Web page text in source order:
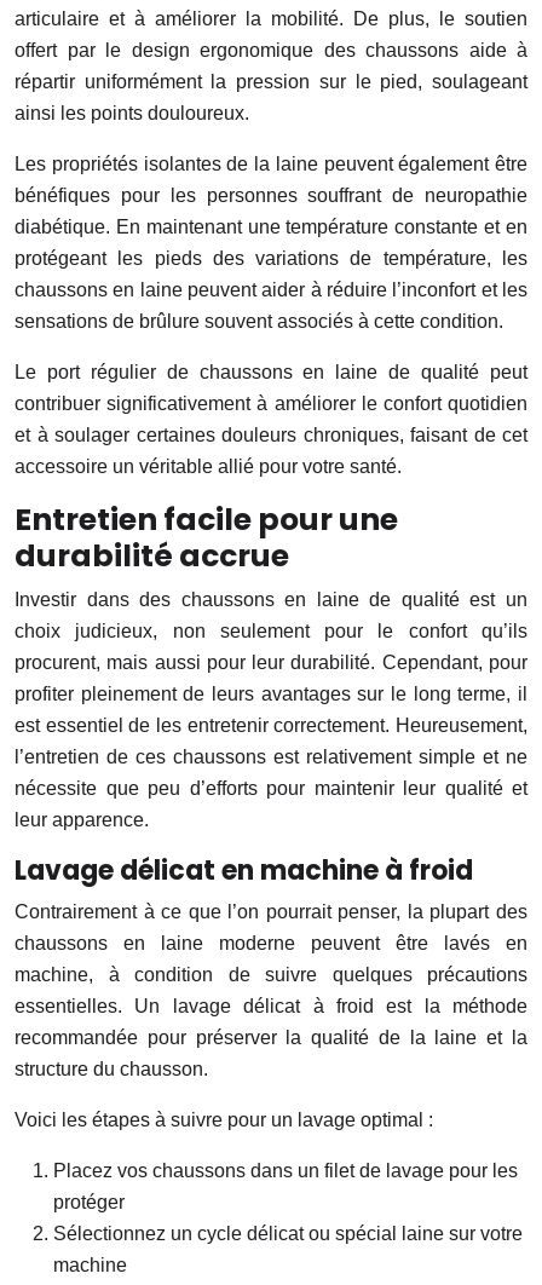
articulaire et à améliorer la mobilité. De plus, le soutien
offert par le design ergonomique des chaussons aide à
répartir uniformément la pression sur le pied, soulageant
ainsi les points douloureux.
Les propriétés isolantes de la laine peuvent également être
bénéfiques pour les personnes souffrant de neuropathie
diabétique. En maintenant une température constante et en
protégeant les pieds des variations de température, les
chaussons en laine peuvent aider à réduire l’inconfort et les
sensations de brûlure souvent associés à cette condition.
Le port régulier de chaussons en laine de qualité peut
contribuer significativement à améliorer le confort quotidien
et à soulager certaines douleurs chroniques, faisant de cet
accessoire un véritable allié pour votre santé.
Entretien facile pour une
durabilité accrue
Investir dans des chaussons en laine de qualité est un
choix judicieux, non seulement pour le confort qu’ils
procurent, mais aussi pour leur durabilité. Cependant, pour
profiter pleinement de leurs avantages sur le long terme, il
est essentiel de les entretenir correctement. Heureusement,
l’entretien de ces chaussons est relativement simple et ne
nécessite que peu d’efforts pour maintenir leur qualité et
leur apparence.
Lavage délicat en machine à froid
Contrairement à ce que l’on pourrait penser, la plupart des
chaussons en laine moderne peuvent être lavés en
machine, à condition de suivre quelques précautions
essentielles. Un lavage délicat à froid est la méthode
recommandée pour préserver la qualité de la laine et la
structure du chausson.
Voici les étapes à suivre pour un lavage optimal :
Placez vos chaussons dans un filet de lavage pour les
protéger
Sélectionnez un cycle délicat ou spécial laine sur votre
machine